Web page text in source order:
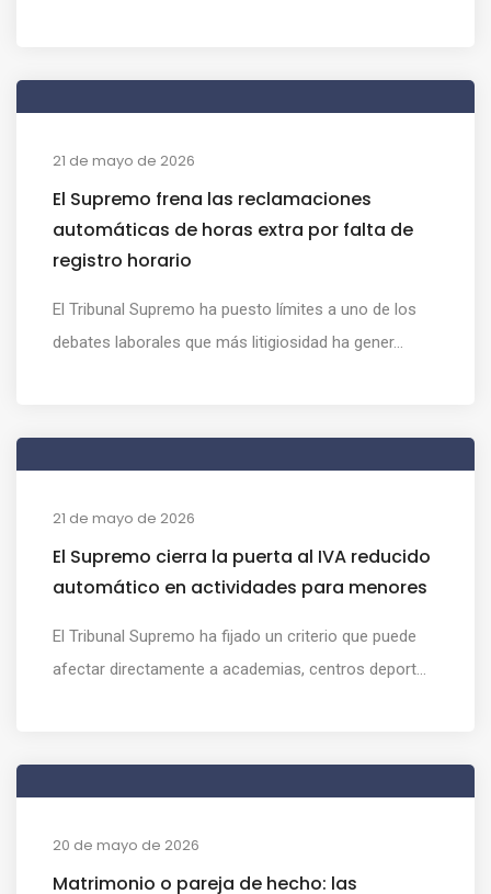
21 de mayo de 2026
El Supremo frena las reclamaciones
automáticas de horas extra por falta de
registro horario
El Tribunal Supremo ha puesto límites a uno de los
debates laborales que más litigiosidad ha gener...
21 de mayo de 2026
El Supremo cierra la puerta al IVA reducido
automático en actividades para menores
El Tribunal Supremo ha fijado un criterio que puede
afectar directamente a academias, centros deport...
20 de mayo de 2026
Matrimonio o pareja de hecho: las